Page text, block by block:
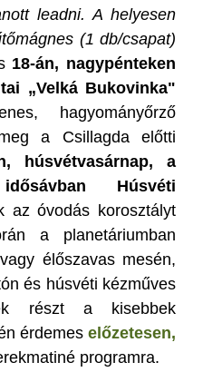
leadni. A helyesen
(1 db/csapat)
18-án, nagypénteken
„Velká Bukovinka"
hagyományőrző
a Csillagda előtti
húsvétvasárnap, a
Húsvéti
az óvodás korosztályt
a planetáriumban
élőszavas mesén,
és húsvéti kézműves
részt a kisebbek
érdemes előzetesen,
programra.